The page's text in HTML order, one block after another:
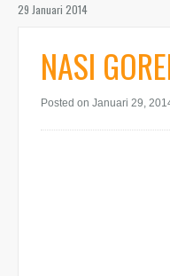
29 Januari 2014
NASI
Posted on Januari 29,